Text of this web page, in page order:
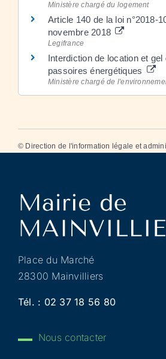
Ministère chargé du logement
Article 140 de la loi n°2018-
novembre 2018
Legifrance
Interdiction de location et
passoires énergétiques
Ministère chargé de
© Direction de l'information légale et
Place du Marché
28300 Mainvilliers
Tél. : 02 37 18 56 80
Nous contacter